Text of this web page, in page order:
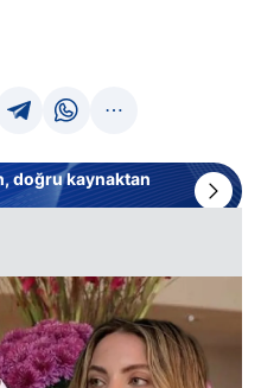
doğru kaynaktan